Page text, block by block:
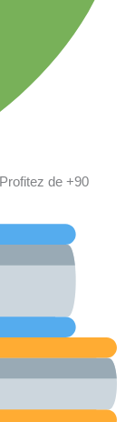
Profitez de +90